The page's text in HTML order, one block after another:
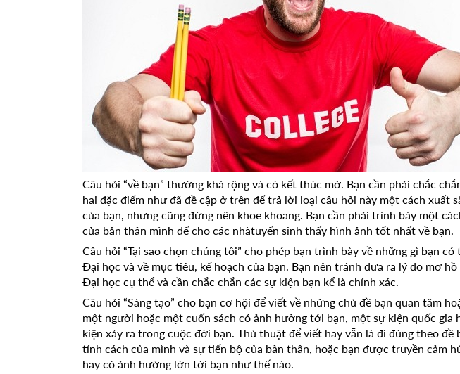
Câu hỏi “về bạn” thường khá rộng và có kết thúc mở. Bạn cần phải chắc
hai đặc điểm như đã đề cập ở trên để trả lời loại câu hỏi này một cách xuất
của bạn, nhưng cũng đừng nên khoe khoang. Bạn cần phải trình bày một
của bản thân mình để cho các nhàtuyển sinh thấy hình ảnh tốt nhất về bạn.
Câu hỏi “Tại sao chọn chúng tôi” cho phép bạn trình bày về những gì bạn
Đại học và về mục tiêu, kế hoạch của bạn. Bạn nên tránh đưa ra lý do mơ
Đại học cụ thể và cần chắc chắn các sự kiện bạn kể là chính xác.
Câu hỏi “Sáng tạo” cho bạn cơ hội để viết về những chủ đề bạn quan tâm
một người hoặc một cuốn sách có ảnh hưởng tới bạn, một sự kiện quốc gia
kiện xảy ra trong cuộc đời bạn. Thủ thuật để viết hay vẫn là đi đúng theo đề
tính cách của mình và sự tiến bộ của bản thân, hoặc bạn được truyền cảm
hay có ảnh hưởng lớn tới bạn như thế nào.